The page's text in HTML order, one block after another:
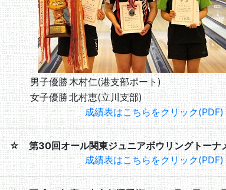
男子優勝木村仁(港支部ポート)
女子優勝北村恵(立川支部)
成績表はこちらをクリック(PDF)
☆ 第30回オール関東ジュニアボウリングトーナ
成績表はこちらをクリック(PDF)